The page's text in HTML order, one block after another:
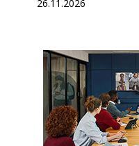
26.11.2026